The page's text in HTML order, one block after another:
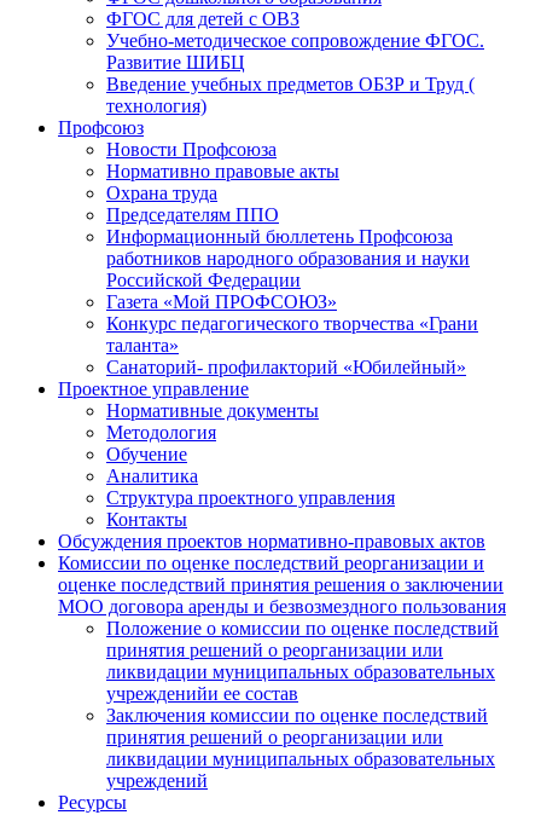
ФГОС для детей с ОВЗ
Учебно-методическое сопровождение ФГОС.
Развитие ШИБЦ
Введение учебных предметов ОБЗР и Труд (
технология)
Профсоюз
Новости Профсоюза
Нормативно правовые акты
Охрана труда
Председателям ППО
Информационный бюллетень Профсоюза
работников народного образования и науки
Российской Федерации
Газета «Мой ПРОФСОЮЗ»
Конкурс педагогического творчества «Грани
таланта»
Санаторий- профилакторий «Юбилейный»
Проектное управление
Нормативные документы
Методология
Обучение
Аналитика
Структура проектного управления
Контакты
Обсуждения проектов нормативно-правовых актов
Комиссии по оценке последствий реорганизации и
оценке последствий принятия решения о заключении
МОО договора аренды и безвозмездного пользования
Положение о комиссии по оценке последствий
принятия решений о реорганизации или
ликвидации муниципальных образовательных
учрежденийи ее состав
Заключения комиссии по оценке последствий
принятия решений о реорганизации или
ликвидации муниципальных образовательных
учреждений
Ресурсы